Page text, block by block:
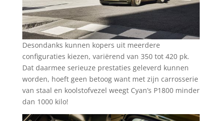
Desondanks kunnen kopers uit meerdere
configuraties kiezen, variërend van 350 tot 420 pk.
Dat daarmee serieuze prestaties geleverd kunnen
worden, hoeft geen betoog want met zijn carrosserie
van staal en koolstofvezel weegt Cyan’s P1800 minder
dan 1000 kilo!